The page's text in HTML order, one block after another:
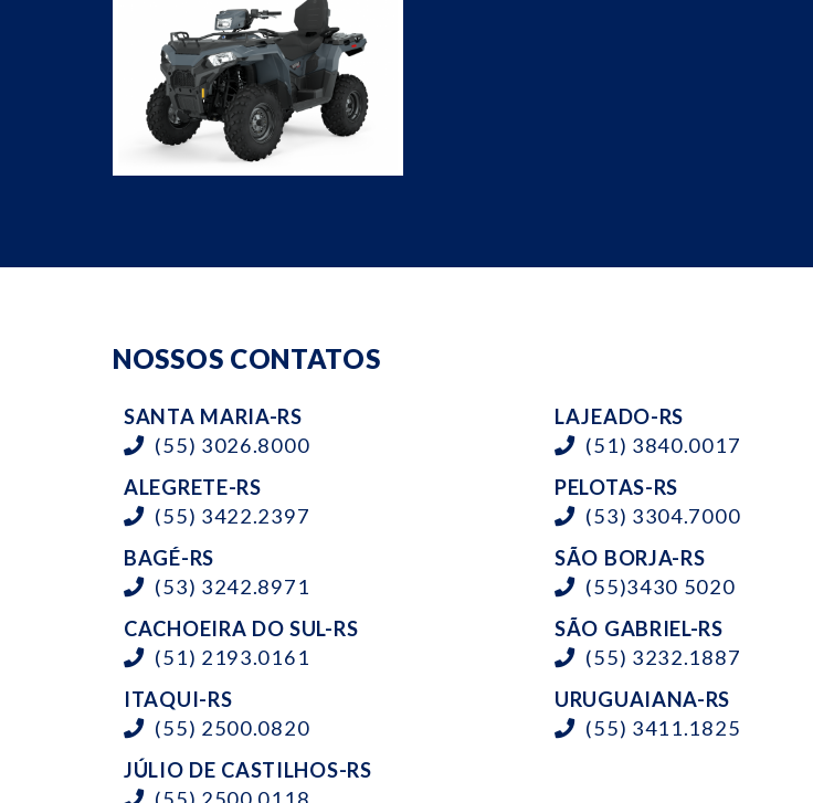
NOSSOS CONTATOS
SANTA MARIA-RS
(55) 3026.8000
ALEGRETE-RS
(55) 3422.2397
BAGÉ-RS
(53) 3242.8971
CACHOEIRA DO SUL-RS
(51) 2193.0161
ITAQUI-RS
(55) 2500.0820
JÚLIO DE CASTILHOS-RS
(55) 2500.0118
LAJEADO-RS
(51) 3840.0017
PELOTAS-RS
(53) 3304.7000
SÃO BORJA-RS
(55)3430 5020
SÃO GABRIEL-RS
(55) 3232.1887
URUGUAIANA-RS
(55) 3411.1825